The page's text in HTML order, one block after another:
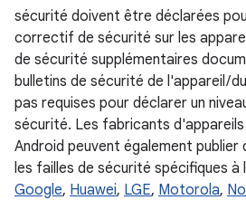
sécurité doivent être déclarées
correctif de sécurité sur les
de sécurité supplémentaires
bulletins de sécurité de l'appareil /
pas requises pour déclarer un
sécurité. Les fabricants
Android peuvent également
les failles de sécurité spécifiques à
Google, Huawei, LGE, Motorola,